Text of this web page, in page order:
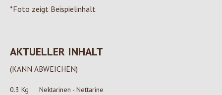
*Foto zeigt Beispielinhalt
AKTUELLER INHALT
(KANN ABWEICHEN)
0.3 Kg
Nektarinen - Nettarine